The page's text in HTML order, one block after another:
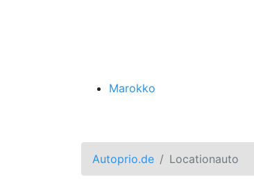
Marokko
Autoprio.de Locationauto